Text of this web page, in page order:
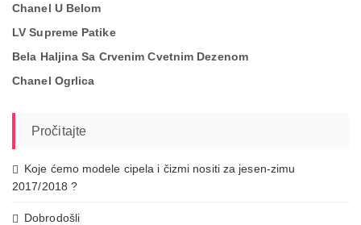
Chanel U Belom
LV Supreme Patike
Bela Haljina Sa Crvenim Cvetnim Dezenom
Chanel Ogrlica
Pročitajte
Koje ćemo modele cipela i čizmi nositi za jesen-zimu
2017/2018 ?
Dobrodošli